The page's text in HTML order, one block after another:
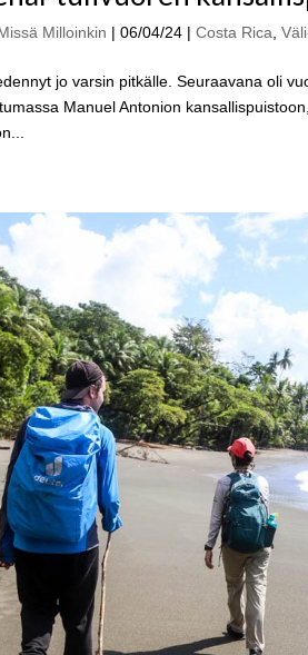
Milloinkin |06/04/24 |Costa Rica ,
jo varsin pitkälle. Seuraavana oli
Manuel Antonion